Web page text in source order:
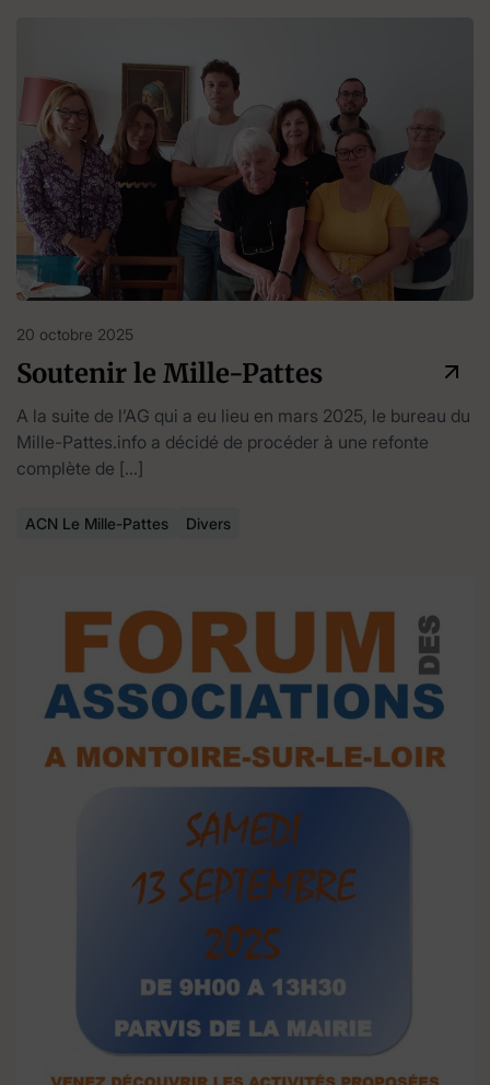
20 octobre 2025
Soutenir le Mille-Pattes
A la suite de l’AG qui a eu lieu en mars 2025, le bureau du
Mille-Pattes.info a décidé de procéder à une refonte
complète de […]
ACN Le Mille-Pattes Divers